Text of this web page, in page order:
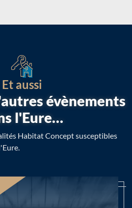
Et aussi
évènements
l'Eure…
Habitat Concept susceptibles